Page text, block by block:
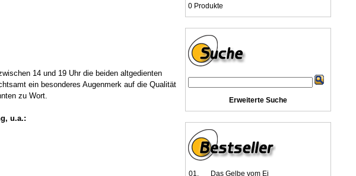
14 und 19 Uhr die beiden altgedienten
ein besonderes Augenmerk auf die Qualität
zu Wort.
u.a.:
0 Produkte
Erweiterte Suche
01. Das Gelbe vom Ei